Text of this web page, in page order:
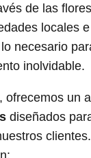
de las
locales
necesario
inolvidable.
ofrecemos un
diseñados